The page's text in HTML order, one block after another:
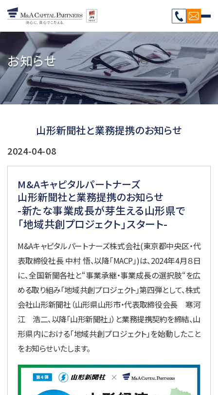
お知らせ
山形新聞社と業務提携のお知らせ
2024-04-08
M&Aキャピタルパートナーズ
山形新聞社と業務提携のお知らせ
-新たな事業成長が芽生える山形県で
「地域共創プロジェクト」スタート-
M&Aキャピタルパートナーズ株式会社(東京都中央区・代
表取締役社長 中村 悟、以降「MACP」)は、2024年4月８日
に、全国新聞各社と“事業承継・事業成長の選択肢“を広
める取り組み「地域共創プロジェクト」第四弾として、株式
会社山形新聞社（山形県山形市・代表取締役会長 寒河
江 浩二、以降「山形新聞社」）と業務提携契約を締結、山
形県内における「地域共創プロジェクト」を始動したこと
をお知らせいたします。